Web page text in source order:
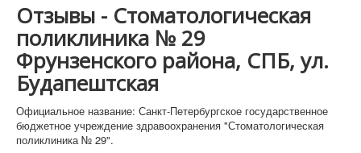
Роддома и женские консультации
Диспансеры
Лучшие клиники по направлениям
Отзывы о медицинских учреждениях
Отзывы - Стоматологическая
поликлиника № 29
Фрунзенского района, СПБ, ул.
Будапештская
Официальное название: Санкт-Петербургское государственное
бюджетное учреждение здравоохранения "Стоматологическая
поликлиника № 29".